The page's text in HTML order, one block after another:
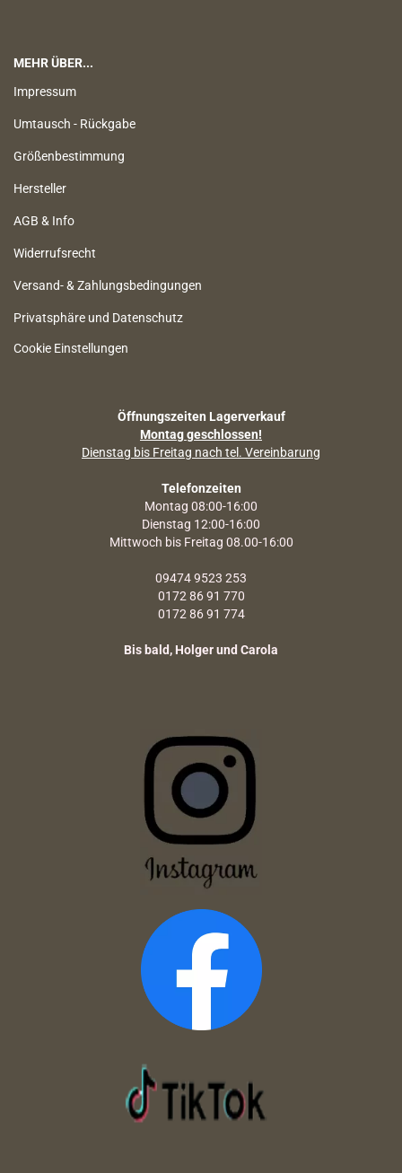
MEHR ÜBER...
Impressum
Umtausch - Rückgabe
Größenbestimmung
Hersteller
AGB & Info
Widerrufsrecht
Versand- & Zahlungsbedingungen
Privatsphäre und Datenschutz
Cookie Einstellungen
Öffnungszeiten Lagerverkauf
Montag geschlossen!
Dienstag bis Freitag nach tel. Vereinbarung
Telefonzeiten
Montag 08:00-16:00
Dienstag 12:00-16:00
Mittwoch bis Freitag 08.00-16:00
09474 9523 253
0172 86 91 770
0172 86 91 774
Bis bald, Holger und Carola